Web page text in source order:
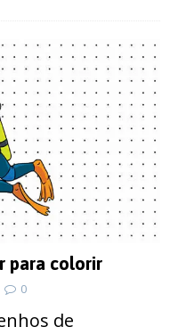
para colorir
0
de